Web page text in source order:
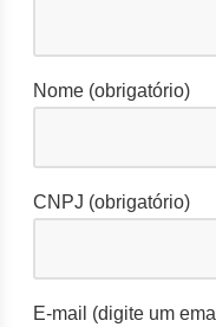
Nome (obrigatório)
CNPJ (obrigatório)
E-mail (digite um